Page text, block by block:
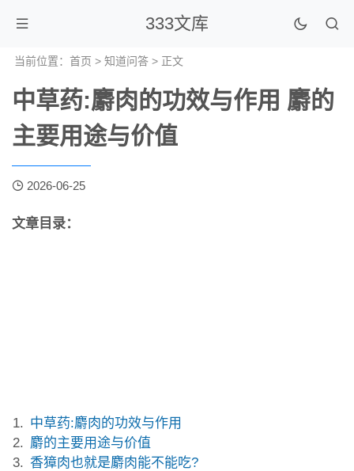
333文库
当前位置： 首页 > 知道问答 > 正文
中草药:麝肉的功效与作用 麝的
主要用途与价值
2026-06-25
文章目录：
中草药:麝肉的功效与作用
麝的主要用途与价值
香獐肉也就是麝肉能不能吃?